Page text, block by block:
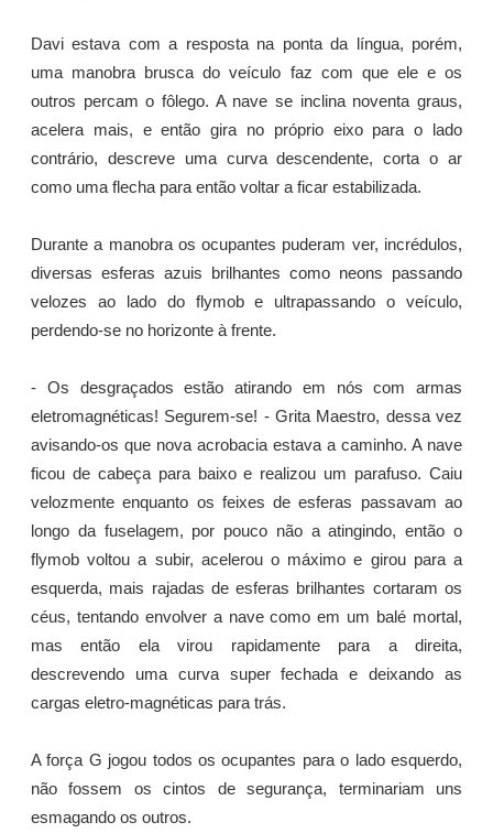
Davi estava com a resposta na ponta da língua, porém,
uma manobra brusca do veículo faz com que ele e os
outros percam o fôlego. A nave se inclina noventa graus,
acelera mais, e então gira no próprio eixo para o lado
contrário, descreve uma curva descendente, corta o ar
como uma flecha para então voltar a ficar estabilizada.
Durante a manobra os ocupantes puderam ver, incrédulos,
diversas esferas azuis brilhantes como neons passando
velozes ao lado do flymob e ultrapassando o veículo,
perdendo-se no horizonte à frente.
- Os desgraçados estão atirando em nós com armas
eletromagnéticas! Segurem-se! - Grita Maestro, dessa vez
avisando-os que nova acrobacia estava a caminho. A nave
ficou de cabeça para baixo e realizou um parafuso. Caiu
velozmente enquanto os feixes de esferas passavam ao
longo da fuselagem, por pouco não a atingindo, então o
flymob voltou a subir, acelerou o máximo e girou para a
esquerda, mais rajadas de esferas brilhantes cortaram os
céus, tentando envolver a nave como em um balé mortal,
mas então ela virou rapidamente para a direita,
descrevendo uma curva super fechada e deixando as
cargas eletro-magnéticas para trás.
A força G jogou todos os ocupantes para o lado esquerdo,
não fossem os cintos de segurança, terminariam uns
esmagando os outros.